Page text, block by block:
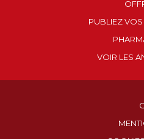
PUBLIEZ
VOIR LES